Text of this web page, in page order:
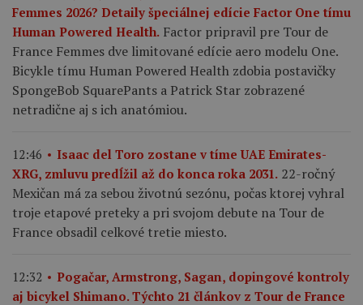
Femmes 2026? Detaily špeciálnej edície Factor One tímu
Human Powered Health. Factor pripravil pre Tour de
France Femmes dve limitované edície aero modelu One.
Bicykle tímu Human Powered Health zdobia postavičky
SpongeBob SquarePants a Patrick Star zobrazené
netradične aj s ich anatómiou.
12:46
Isaac del Toro zostane v tíme UAE Emirates-
XRG, zmluvu predĺžil až do konca roka 2031. 22-ročný
Mexičan má za sebou životnú sezónu, počas ktorej vyhral
troje etapové preteky a pri svojom debute na Tour de
France obsadil celkové tretie miesto.
12:32
Pogačar, Armstrong, Sagan, dopingové kontroly
aj bicykel Shimano. Týchto 21 článkov z Tour de France